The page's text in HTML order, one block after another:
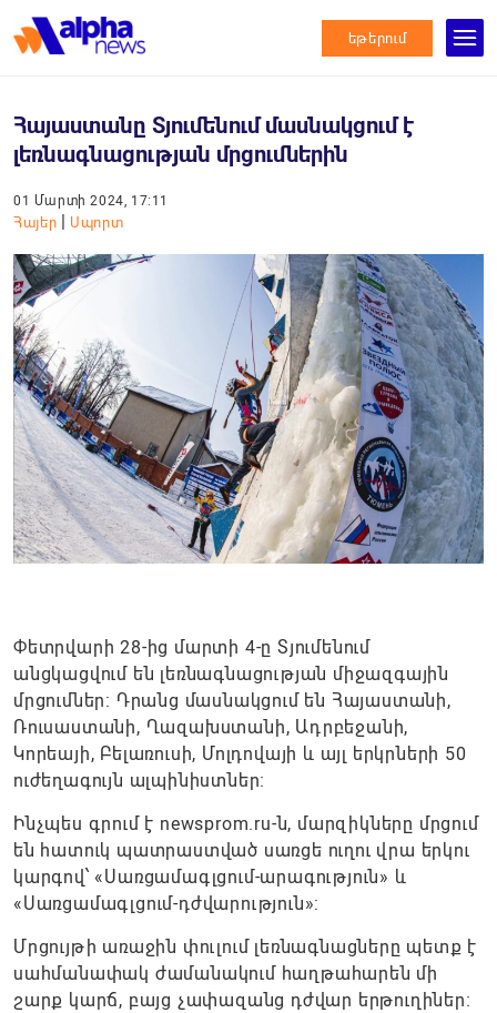
եթերում
Հայաստանը Տյումենում մասնակցում է
լեռնագնացության մրցումներին
01 Մարտի 2024, 17:11
Հայեր | Սպորտ
Փետրվարի 28-ից մարտի 4-ը Տյումենում
անցկացվում են լեռնագնացության միջազգային
մրցումներ: Դրանց մասնակցում են Հայաստանի,
Ռուսաստանի, Ղազախստանի, Ադրբեջանի,
Կորեայի, Բելառուսի, Մոլդովայի և այլ երկրների 50
ուժեղագույն ալպինիստներ:
Ինչպես գրում է newsprom.ru-ն, մարզիկները մրցում
են հատուկ պատրաստված սառցե ուղու վրա երկու
կարգով՝ «Սառցամագլցում-արագություն» և
«Սառցամագլցում-դժվարություն»:
Մրցույթի առաջին փուլում լեռնագնացները պետք է
սահմանափակ ժամանակում հաղթահարեն մի
շարք կարճ, բայց չափազանց դժվար երթուղիներ։